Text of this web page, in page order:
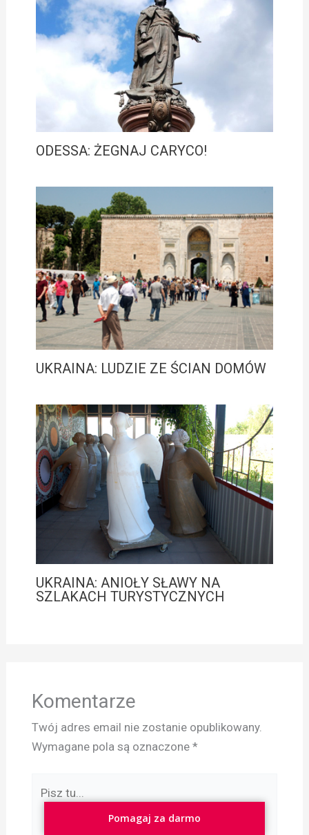
ODESSA: ŻEGNAJ CARYCO!
UKRAINA: LUDZIE ZE ŚCIAN DOMÓW
UKRAINA: ANIOŁY SŁAWY NA
SZLAKACH TURYSTYCZNYCH
Komentarze
Twój adres email nie zostanie opublikowany.
Wymagane pola są oznaczone *
tu...
Pomagaj za darmo